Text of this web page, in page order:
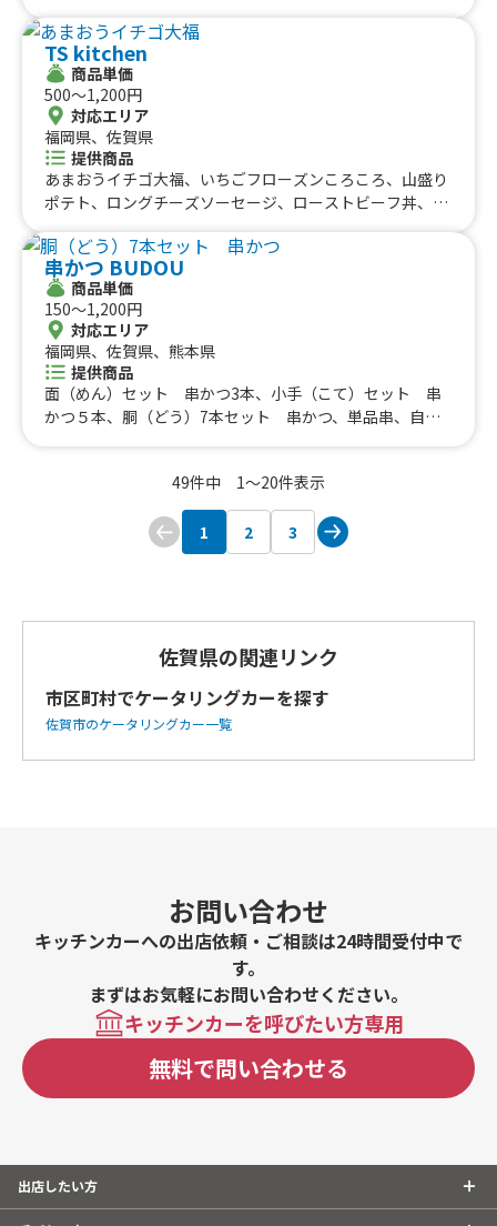
ドバーガー、アボカドバーガー、青唐辛子バーガー、絶品
チーズバーガー、佐世保バーガー
TS kitchen
商品単価
500〜1,200円
対応エリア
福岡県、佐賀県
提供商品
あまおうイチゴ大福、いちごフローズンころころ、山盛り
ポテト、ロングチーズソーセージ、ローストビーフ丼、チ
串かつ BUDOU
商品単価
150〜1,200円
対応エリア
福岡県、佐賀県、熊本県
提供商品
面（めん）セット 串かつ3本、小手（こて）セット 串
かつ５本、胴（どう）7本セット 串かつ、単品串、自家
49件中 1〜20件表示
1 2 3
佐賀県の関連リンク
市区町村でケータリングカーを探す
佐賀市のケータリングカー一覧
お問い合わせ
キッチンカーへの出店依頼・ご相談は24時間受付中で
す。
まずはお気軽にお問い合わせください。
キッチンカーを呼びたい方専用
無料で問い合わせる
出店したい方